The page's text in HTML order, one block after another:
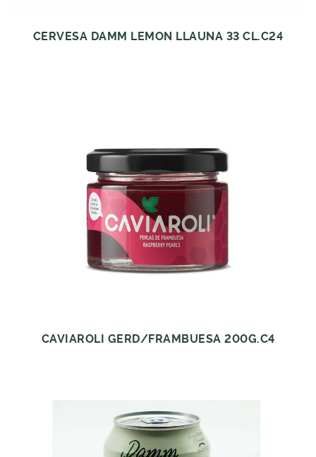
CERVESA DAMM LEMON LLAUNA 33 CL.C24
CAVIAROLI GERD/FRAMBUESA 200G.C4